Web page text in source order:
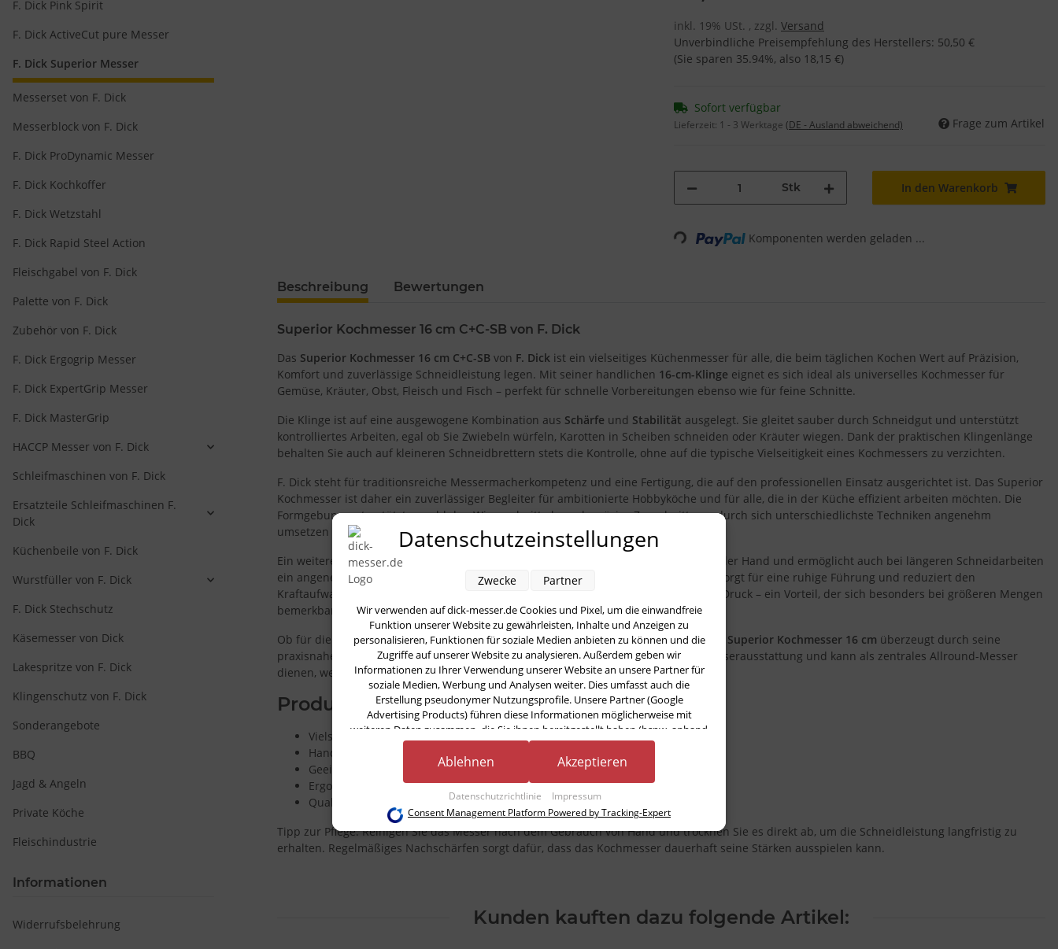
inkl. 19% USt. , zzgl. Versand
Unverbindliche Preisempfehlung des Herstellers: 50,50 €
(Sie sparen 35.94%, also 18,15 €)
Sofort verfügbar
Lieferzeit: 1 - 3 Werktage (DE - Ausland abweichend) Frage zum Artikel
Stk In den Warenkorb
Loading... Komponenten werden geladen ...
Beschreibung Bewertungen
Superior Kochmesser 16 cm C+C-SB von F. Dick
Das Superior Kochmesser 16 cm C+C-SB von F. Dick ist ein vielseitiges Küchenmesser für alle, die beim täglichen Kochen Wert auf Präzision,
Komfort und zuverlässige Schneidleistung legen. Mit seiner handlichen 16-cm-Klinge eignet es sich ideal als universelles Kochmesser für
Gemüse, Kräuter, Obst, Fleisch und Fisch – perfekt für schnelle Vorbereitungen ebenso wie für feine Schnitte.
Die Klinge ist auf eine ausgewogene Kombination aus Schärfe und Stabilität ausgelegt. Sie gleitet sauber durch Schneidgut und unterstützt
kontrolliertes Arbeiten, egal ob Sie Zwiebeln würfeln, Karotten in Scheiben schneiden oder Kräuter wiegen. Dank der praktischen Klingenlänge
behalten Sie auch auf kleineren Schneidbrettern stets die Kontrolle, ohne auf die typische Vielseitigkeit eines Kochmessers zu verzichten.
F. Dick steht für traditionsreiche Messermacherkompetenz und eine Fertigung, die auf den professionellen Einsatz ausgerichtet ist. Das Superior
Kochmesser ist daher ein zuverlässiger Begleiter für ambitionierte Hobbyköche und für alle, die in der Küche effizient arbeiten möchten. Die
Formgebung unterstützt sowohl den Wiegeschnitt als auch präzise Zugschnitte, wodurch sich unterschiedlichste Techniken angenehm
umsetzen lassen.
Ein weiterer Pluspunkt ist die ergonomische Gestaltung des Griffs: Er liegt sicher in der Hand und ermöglicht auch bei längeren Schneidarbeiten
ein angenehmes Handling. Das ausgewogene Zusammenspiel von Klinge und Griff sorgt für eine ruhige Führung und reduziert den
Kraftaufwand. So gelingen gleichmäßige Scheiben und saubere Würfel mit weniger Druck – ein Vorteil, der sich besonders bei größeren Mengen
bemerkbar macht.
Ob für die schnelle Alltagsküche oder die sorgfältige Vorbereitung eines Menüs: Das Superior Kochmesser 16 cm überzeugt durch seine
praxisnahe Größe und seine zuverlässige Performance. Es passt in nahezu jede Messerausstattung und kann als zentrales Allround-Messer
dienen, wenn Sie ein kompaktes, aber leistungsfähiges Kochmesser suchen.
Produkt-Highlights
Vielseitiges Kochmesser für zahlreiche Schneidaufgaben
Handliche Klingenlänge von 16 cm für kontrolliertes Arbeiten
Geeignet für Wiegeschnitt und präzise Zugschnitte
Ergonomischer Griff für sicheren Halt und komfortables Handling
Qualität und Erfahrung der Marke F. Dick
Tipp zur Pflege: Reinigen Sie das Messer nach dem Gebrauch von Hand und trocknen Sie es direkt ab, um die Schneidleistung langfristig zu
erhalten. Regelmäßiges Nachschärfen sorgt dafür, dass das Kochmesser dauerhaft seine Stärken ausspielen kann.
Kunden kauften dazu folgende Artikel:
F. Dick Pink Spirit
F. Dick ActiveCut pure Messer
F. Dick Superior Messer
Messerset von F. Dick
Messerblock von F. Dick
F. Dick ProDynamic Messer
F. Dick Kochkoffer
F. Dick Wetzstahl
F. Dick Rapid Steel Action
Fleischgabel von F. Dick
Palette von F. Dick
Zubehör von F. Dick
F. Dick Ergogrip Messer
F. Dick ExpertGrip Messer
F. Dick MasterGrip
HACCP Messer von F. Dick
Schleifmaschinen von F. Dick
Ersatzteile Schleifmaschinen F.
Dick
Küchenbeile von F. Dick
Wurstfüller von F. Dick
F. Dick Stechschutz
Käsemesser von Dick
Lakespritze von F. Dick
Klingenschutz von F. Dick
Sonderangebote
BBQ
Jagd & Angeln
Private Köche
Fleischindustrie
Informationen
Widerrufsbelehrung
Datenschutzeinstellungen
Wir verwenden auf dick-messer.de Cookies und Pixel, um die einwandfreie
Funktion unserer Website zu gewährleisten, Inhalte und Anzeigen zu
personalisieren, Funktionen für soziale Medien anbieten zu können und die
Zugriffe auf unserer Website zu analysieren. Außerdem geben wir
Informationen zu Ihrer Verwendung unserer Website an unsere Partner für
soziale Medien, Werbung und Analysen weiter. Dies umfasst auch die
Erstellung pseudonymer Nutzungsprofile. Unsere Partner (Google
Advertising Products) führen diese Informationen möglicherweise mit
weiteren Daten zusammen, die Sie ihnen bereitgestellt haben (bspw. anhand
eines persönlichen Accounts) oder welche sie im Rahmen Ihrer Nutzung der
Dienste gesammelt haben (bspw. Nutzungsdaten anderer Geräte). Ihre
Einwilligung zur Nutzung von Cookies und Pixeln können Sie jederzeit
dort die entsprechenden Anpassungen vornehmen.
Zwecke der Datenverarbeitung durch unsere Partner:
Speichern von oder Zugriff auf Informationen auf einem Endgerät
Verwendung von Profilen zur Auswahl personalisierter Inhalte
Datenschutzrichtlinie Impressum
Zwecke Partner
Ablehnen Akzeptieren
Consent Management Platform Powered by Tracking-Expert